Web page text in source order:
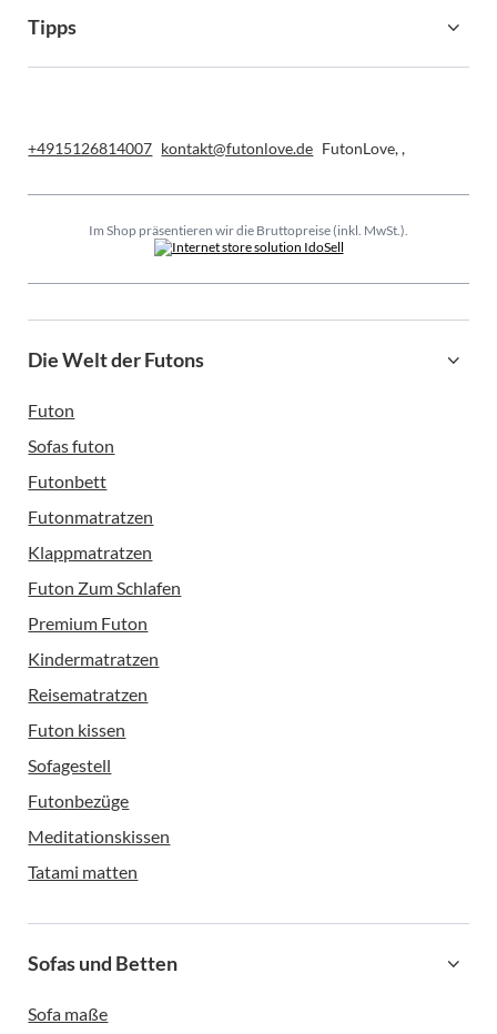
Tipps
+4915126814007 kontakt@futonlove.de FutonLove,,
Im Shop präsentieren wir die Bruttopreise (inkl. MwSt.).
Die Welt der Futons
Futon
Sofas futon
Futonbett
Futonmatratzen
Klappmatratzen
Futon Zum Schlafen
Premium Futon
Kindermatratzen
Reisematratzen
Futon kissen
Sofagestell
Futonbezüge
Meditationskissen
Tatami matten
Sofas und Betten
Sofa maße